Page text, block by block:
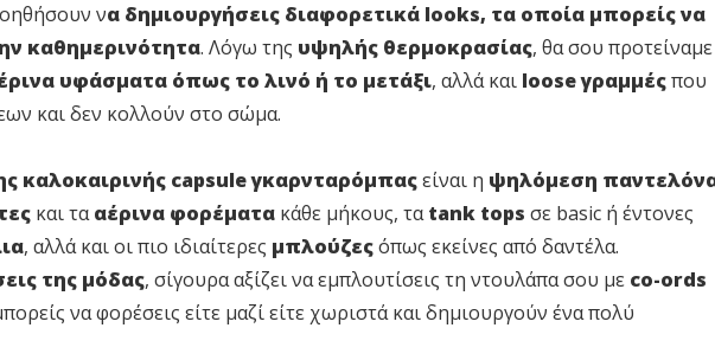
να δημιουργήσεις διαφορετικά looks, τα οποία μπορείς να
καθημερινότητα. Λόγω της υψηλής θερμοκρασίας, θα σου προτείναμε
υφάσματα όπως το λινό ή το μετάξι, αλλά και loose γραμμέςπου
και δεν κολλούν στο σώμα.
καλοκαιρινής capsule γκαρνταρόμπαςείναι η ψηλόμεση
και τααέρινα φορέματα κάθε μήκους, ταtank tops σε basic ή έντονες
, αλλά και οι πιο ιδιαίτερες μπλούζεςόπως εκείνες από δαντέλα.
της μόδας, σίγουρα αξίζει να εμπλουτίσεις τη ντουλάπα σου με co-ords
να φορέσεις είτε μαζί είτε χωριστά και δημιουργούν ένα πολύ